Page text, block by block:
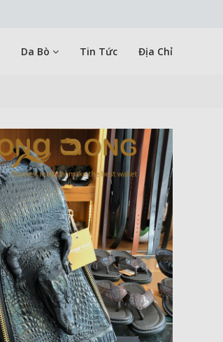
Da Bò Tin Tức Địa Chỉ